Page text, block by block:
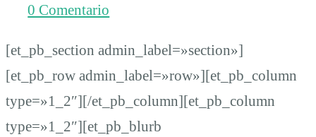
de
delitos
fabricados
0 Comentario
[et_pb_section admin_label=»section»]
[et_pb_row admin_label=»row»][et_pb_column
type=»1_2″][/et_pb_column][et_pb_column
type=»1_2″][et_pb_blurb